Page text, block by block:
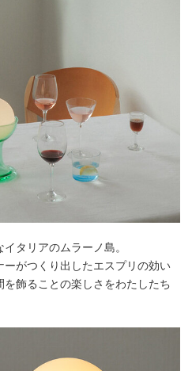
タリアのムラーノ島。
がつくり出したエスプリの効い
飾ることの楽しさをわたしたち